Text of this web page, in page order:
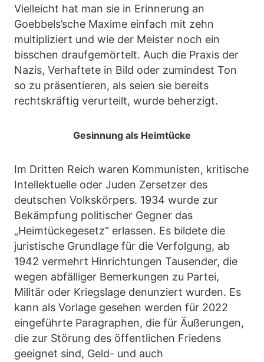
Vielleicht hat man sie in Erinnerung an
Goebbels’sche Maxime einfach mit zehn
multipliziert und wie der Meister noch ein
bisschen draufgemörtelt. Auch die Praxis der
Nazis, Verhaftete in Bild oder zumindest Ton
so zu präsentieren, als seien sie bereits
rechtskräftig verurteilt, wurde beherzigt.
Gesinnung als Heimtücke
Im Dritten Reich waren Kommunisten, kritische
Intellektuelle oder Juden Zersetzer des
deutschen Volkskörpers. 1934 wurde zur
Bekämpfung politischer Gegner das
„Heimtückegesetz“ erlassen. Es bildete die
juristische Grundlage für die Verfolgung, ab
1942 vermehrt Hinrichtungen Tausender, die
wegen abfälliger Bemerkungen zu Partei,
Militär oder Kriegslage denunziert wurden. Es
kann als Vorlage gesehen werden für 2022
eingeführte Paragraphen, die für Äußerungen,
die zur Störung des öffentlichen Friedens
geeignet sind, Geld- und auch